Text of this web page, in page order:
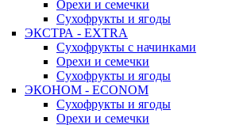
Орехи и семечки
Сухофрукты и ягоды
ЭКСТРА - EXTRA
Сухофрукты с начинками
Орехи и семечки
Сухофрукты и ягоды
ЭКОНОМ - ECONOM
Сухофрукты и ягоды
Орехи и семечки